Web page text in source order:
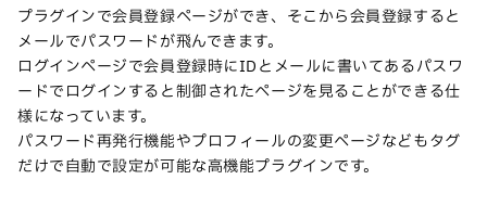
プラグインで会員登録ページができ、そこから会員登録すると
メールでパスワードが飛んできます。
ログインページで会員登録時にIDとメールに書いてあるパスワ
ードでログインすると制御されたページを見ることができる仕
様になっています。
パスワード再発行機能やプロフィールの変更ページなどもタグ
だけで自動で設定が可能な高機能プラグインです。